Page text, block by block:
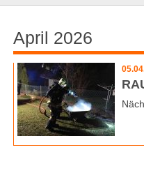
April 2026